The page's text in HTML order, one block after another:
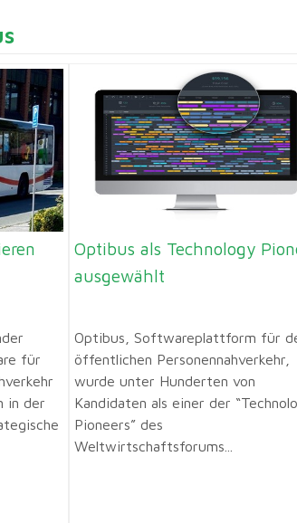
für
in der
Optibus als Technology
ausgewählt
Optibus, Softwareplattform für
öffentlichen Personennahverkehr,
wurde unter Hunderten von
Kandidaten als einer der
Pioneers” des
Weltwirtschaftsforums...